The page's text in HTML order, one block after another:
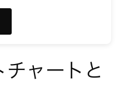
ャートと